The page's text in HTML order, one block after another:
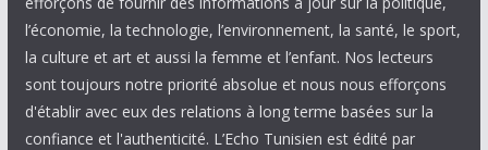
l’économie, la technologie, l’environnement, la santé, le sport,
la culture et art et aussi la femme et l’enfant. Nos lecteurs
sont toujours notre priorité absolue et nous nous efforçons
d'établir avec eux des relations à long terme basées sur la
confiance et l'authenticité. L’Echo Tunisien est édité par